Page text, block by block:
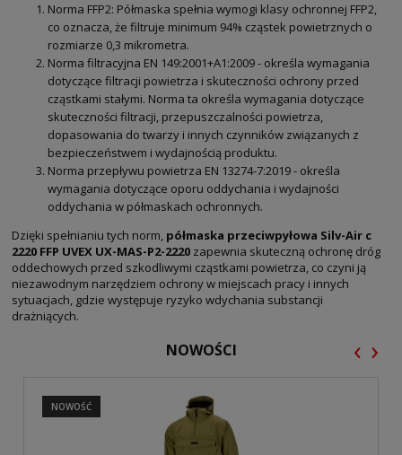
Norma FFP2: Półmaska spełnia wymogi klasy ochronnej FFP2,
co oznacza, że filtruje minimum 94% cząstek powietrznych o
rozmiarze 0,3 mikrometra.
Norma filtracyjna EN 149:2001+A1:2009 - określa wymagania
dotyczące filtracji powietrza i skuteczności ochrony przed
cząstkami stałymi. Norma ta określa wymagania dotyczące
skuteczności filtracji, przepuszczalności powietrza,
dopasowania do twarzy i innych czynników związanych z
bezpieczeństwem i wydajnością produktu.
Norma przepływu powietrza EN 13274-7:2019 - określa
wymagania dotyczące oporu oddychania i wydajności
oddychania w półmaskach ochronnych.
Dzięki spełnianiu tych norm, półmaska przeciwpyłowa Silv-Air c
2220 FFP UVEX UX-MAS-P2-2220 zapewnia skuteczną ochronę dróg
oddechowych przed szkodliwymi cząstkami powietrza, co czyni ją
niezawodnym narzędziem ochrony w miejscach pracy i innych
sytuacjach, gdzie występuje ryzyko wdychania substancji
drażniących.
NOWOŚCI
NOWOŚĆ
‹ ›